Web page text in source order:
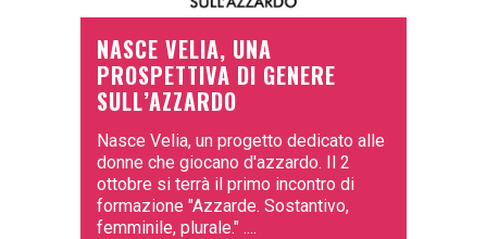
NASCE VELIA, UNA
PROSPETTIVA DI GENERE
SULL’AZZARDO
Nasce Velia, un progetto dedicato alle
donne che giocano d'azzardo. Il 2
ottobre si terrà il primo incontro di
formazione "Azzarde. Sostantivo,
femminile, plurale." ....